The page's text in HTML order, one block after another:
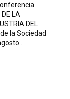
DE LA
DEL
la Sociedad